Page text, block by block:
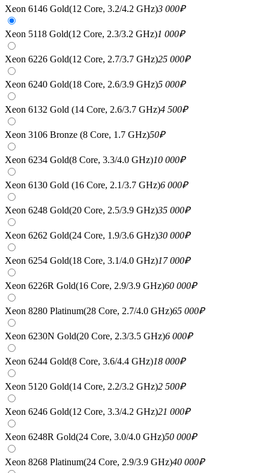
Xeon 6146 Gold(12 Core, 3.2/4.2 GHz)3 000₽
Xeon 5118 Gold(12 Core, 2.3/3.2 GHz)1 000₽
Xeon 6226 Gold(12 Core, 2.7/3.7 GHz)25 000₽
Xeon 6240 Gold(18 Core, 2.6/3.9 GHz)5 000₽
Xeon 6132 Gold (14 Core, 2.6/3.7 GHz)4 500₽
Xeon 3106 Bronze (8 Core, 1.7 GHz)50₽
Xeon 6234 Gold(8 Core, 3.3/4.0 GHz)10 000₽
Xeon 6130 Gold (16 Core, 2.1/3.7 GHz)6 000₽
Xeon 6248 Gold(20 Core, 2.5/3.9 GHz)35 000₽
Xeon 6262 Gold(24 Core, 1.9/3.6 GHz)30 000₽
Xeon 6254 Gold(18 Core, 3.1/4.0 GHz)17 000₽
Xeon 6226R Gold(16 Core, 2.9/3.9 GHz)60 000₽
Xeon 8280 Platinum(28 Core, 2.7/4.0 GHz)65 000₽
Xeon 6230N Gold(20 Core, 2.3/3.5 GHz)6 000₽
Xeon 6244 Gold(8 Core, 3.6/4.4 GHz)18 000₽
Xeon 5120 Gold(14 Core, 2.2/3.2 GHz)2 500₽
Xeon 6246 Gold(12 Core, 3.3/4.2 GHz)21 000₽
Xeon 6248R Gold(24 Core, 3.0/4.0 GHz)50 000₽
Xeon 8268 Platinum(24 Core, 2.9/3.9 GHz)40 000₽